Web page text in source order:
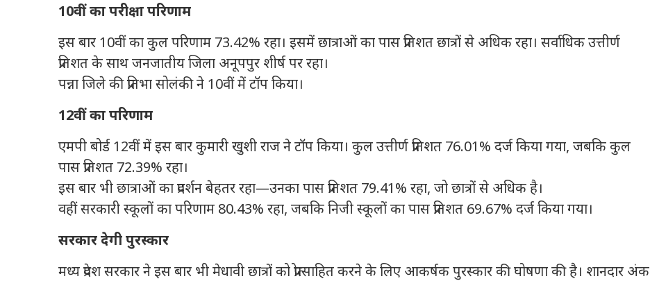
10वीं का परीक्षा परिणाम
इस बार 10वीं का कुल परिणाम 73.42% रहा। इसमें छात्राओं का पास प्रतिशत छात्रों से अधिक रहा। सर्वाधिक उत्तीर्ण
प्रतिशत के साथ जनजातीय जिला अनूपपुर शीर्ष पर रहा।
पन्ना जिले की प्रतिभा सोलंकी ने 10वीं में टॉप किया।
12वीं का परिणाम
एमपी बोर्ड 12वीं में इस बार कुमारी खुशी राज ने टॉप किया। कुल उत्तीर्ण प्रतिशत 76.01% दर्ज किया गया, जबकि कुल
पास प्रतिशत 72.39% रहा।
इस बार भी छात्राओं का प्रदर्शन बेहतर रहा—उनका पास प्रतिशत 79.41% रहा, जो छात्रों से अधिक है।
वहीं सरकारी स्कूलों का परिणाम 80.43% रहा, जबकि निजी स्कूलों का पास प्रतिशत 69.67% दर्ज किया गया।
सरकार देगी पुरस्कार
मध्य प्रदेश सरकार ने इस बार भी मेधावी छात्रों को प्रोत्साहित करने के लिए आकर्षक पुरस्कार की घोषणा की है। शानदार अंक